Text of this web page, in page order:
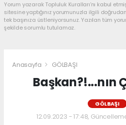
Yorum yazarak Topluluk Kuralları’nı kabul
sitesine yaptığınız yorumunuzla ilgili
tek başınıza üstleniyorsunuz. Yazılan tüm
şekilde sorumlu tutulamaz.
Anasayfa GÖLBAŞI
Başkan?!...nın
GÖLBAŞI
12.09.2023 - 17:48,